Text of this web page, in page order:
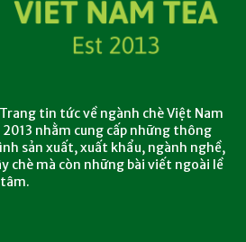
Trang tin tức về ngành chè Việt Nam
nhằm cung cấp những thông
sản xuất, xuất khẩu, ngành nghề,
chè mà còn những bài viết ngoài lề